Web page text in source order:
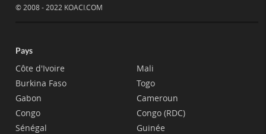
© 2008 - 2022 KOACI.COM
Pays
Côte d'Ivoire
Burkina Faso
Gabon
Congo
Sénégal
Mali
Togo
Cameroun
Congo (RDC)
Guinée